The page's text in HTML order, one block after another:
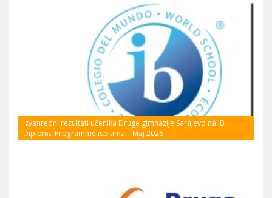
Izvanredni rezultati učenika Druge gimnazije Sarajevo na IB
Diploma Programme ispitima – Maj 2026